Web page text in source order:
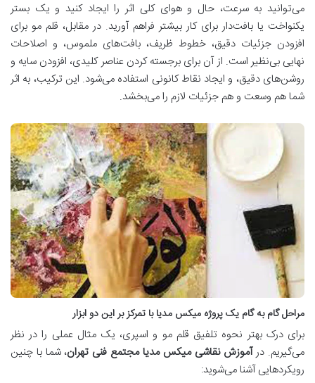
می‌توانید به سرعت، حال و هوای کلی اثر را ایجاد کنید و یک بستر
یکنواخت یا بافت‌دار برای کار بیشتر فراهم آورید. در مقابل، قلم مو برای
افزودن جزئیات دقیق، خطوط ظریف، بافت‌های ملموس، و اصلاحات
نهایی بی‌نظیر است. از آن برای برجسته کردن عناصر کلیدی، افزودن سایه و
روشن‌های دقیق، و ایجاد نقاط کانونی استفاده می‌شود. این ترکیب، به اثر
شما هم وسعت و هم جزئیات لازم را می‌بخشد.
مراحل گام به گام یک پروژه میکس مدیا با تمرکز بر این دو ابزار
برای درک بهتر نحوه تلفیق قلم مو و اسپری، یک مثال عملی را در نظر
می‌گیریم. درآموزش نقاشی میکس مدیا مجتمع فنی تهران، شما با چنین
رویکردهایی آشنا می‌شوید: